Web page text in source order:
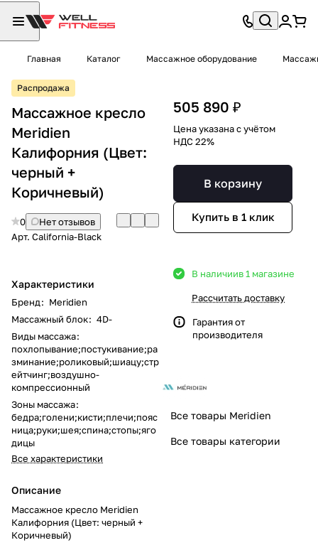
Главная Каталог Массажное оборудование
Распродажа
Массажное кресло
Meridien
Калифорния (Цвет:
черный +
Коричневый)
0
Нет отзывов
Арт. California-Black
Характеристики
Бренд: Meridien
Массажный блок: 4D-
Виды массажа:
похлопывание;постукивание;ра
зминание;роликовый;шиацу;стр
ейтчинг;воздушно-
компрессионный
Зоны массажа:
бедра;голени;кисти;плечи;пояс
ница;руки;шея;спина;стопы;яго
дицы
Все характеристики
Описание
Массажное кресло Meridien
Калифорния (Цвет: черный +
Коричневый)
505 890 ₽
Цена указана с учётом
НДС 22%
В корзину
Купить в 1 клик
В наличиив 1 магазине
Рассчитать доставку
Гарантия от
производителя
Все товары Meridien
Все товары категории